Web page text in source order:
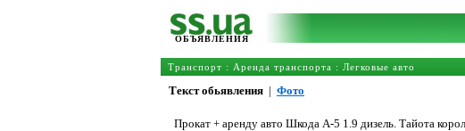
ОБЪЯВЛЕНИЯ
Транспорт : Аренда транспорта : Легковые авто
Текст обьявления | Фото
Прокат + аренду авто Шкода А-5 1.9 дизель. Тайота